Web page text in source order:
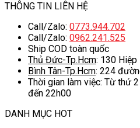
THÔNG TIN LIÊN HỆ
Call/Zalo: 0773.944.702
Call/Zalo: 0962.241.525
Ship COD toàn quốc
Thủ Đức-Tp.Hcm: 130 Hiệp
Bình Tân-Tp.Hcm: 224
Thời gian làm việc: Từ thứ
đến 22h00
DANH MỤC HOT